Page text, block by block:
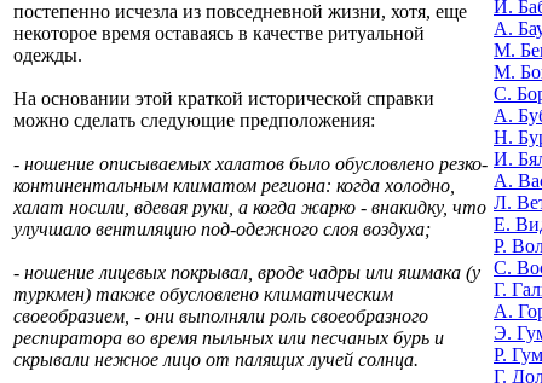
постепенно исчезла из повседневной жизни, хотя, еще
некоторое время оставаясь в качестве ритуальной
одежды.
На основании этой краткой исторической справки
можно сделать следующие предположения:
- ношение описываемых халатов было обусловлено резко-
континентальным климатом региона: когда холодно,
халат носили, вдевая руки, а когда жарко - внакидку, что
улучшало вентиляцию под-одежного слоя воздуха;
- ношение лицевых покрывал, вроде чадры или яшмака (у
туркмен) также обусловлено климатическим
своеобразием, - они выполняли роль своеобразного
респиратора во время пыльных или песчаных бурь и
скрывали нежное лицо от палящих лучей солнца.
И.
А.
М.
М.
С.
А.
Н.
И.
А.
Л.
Е.
Р.
С.
Г.
А.
Э.
Р.
Г.